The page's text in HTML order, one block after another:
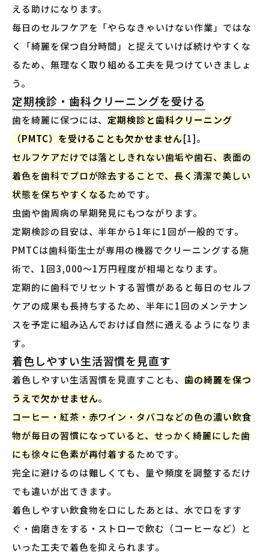
える助けになります。
毎日のセルフケアを「やらなきゃいけない作業」ではな
く「綺麗を保つ自分時間」と捉えていけば続けやすくな
るため、無理なく取り組める工夫を見つけていきましょ
う。
定期検診・歯科クリーニングを受ける
歯を綺麗に保つには、 定期検診と歯科クリーニング
（PMTC）を受けることも欠かせません[1]。
セルフケアだけでは落としきれない歯垢や歯石、表面の
着色を歯科でプロが除去することで、長く清潔で美しい
状態を保ちやすくなるためです。
虫歯や歯周病の早期発見にもつながります。
定期検診の目安は、半年から1年に1回が一般的です。
PMTCは歯科衛生士が専用の機器でクリーニングする施
術で、1回3,000〜1万円程度が相場となります。
定期的に歯科でリセットする習慣があると毎日のセルフ
ケアの成果も長持ちするため、半年に1回のメンテナン
スを予定に組み込んでおけば自然に通えるようになりま
す。
着色しやすい生活習慣を見直す
着色しやすい生活習慣を見直すことも、 歯の綺麗を保つ
うえで欠かせません。
コーヒー・紅茶・赤ワイン・タバコなどの色の濃い飲食
物が毎日の習慣になっていると、せっかく綺麗にした歯
にも徐々に色素が再付着するためです。
完全に避けるのは難しくても、量や頻度を調整するだけ
でも違いが出てきます。
着色しやすい飲食物を口にしたあとは、水で口をすす
ぐ・歯磨きをする・ストローで飲む（コーヒーなど）と
いった工夫で着色を抑えられます。